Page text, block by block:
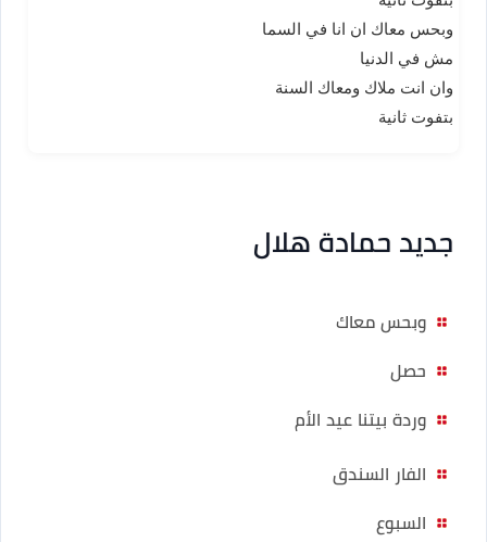
وبحس معاك ان انا في السما
مش في الدنيا
وان انت ملاك ومعاك السنة
بتفوت ثانية
جديد حمادة هلال
وبحس معاك
حصل
وردة بيتنا عيد الأم
الفار السندق
السبوع